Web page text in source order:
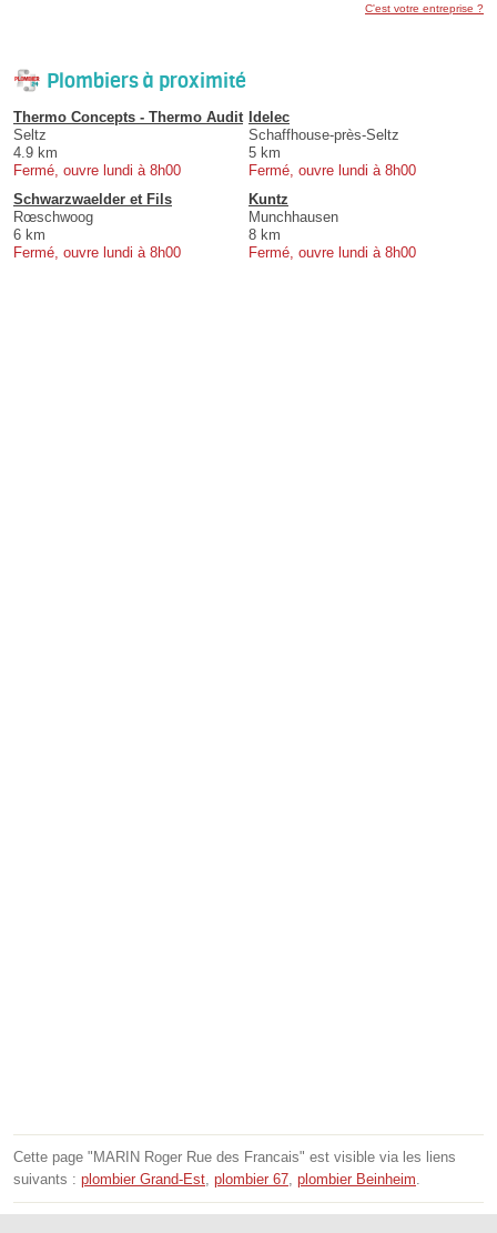
C'est votre entreprise ?
Plombiers à proximité
Thermo Concepts - Thermo Audit
Seltz
4.9 km
Fermé, ouvre lundi à 8h00
Idelec
Schaffhouse-près-Seltz
5 km
Fermé, ouvre lundi à 8h00
Schwarzwaelder et Fils
Rœschwoog
6 km
Fermé, ouvre lundi à 8h00
Kuntz
Munchhausen
8 km
Fermé, ouvre lundi à 8h00
Cette page "MARIN Roger Rue des Francais" est visible via les liens
suivants : plombier Grand-Est, plombier 67, plombier Beinheim.